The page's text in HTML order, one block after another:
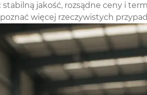
jakość, rozsądne ceny i
więcej rzeczywistych